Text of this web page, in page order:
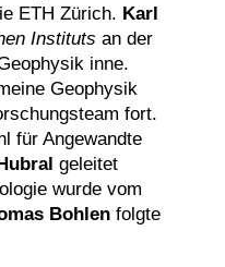
ETH Zürich. Karl
Instituts an der
inne.
Geophysik
fort.
für Angewandte
geleitet
wurde vom
Bohlenfolgte